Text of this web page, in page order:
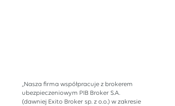
„Nasza firma współpracuje z brokerem
ubezpieczeniowym PIB Broker S.A.
(dawniej Exito Broker sp. z o.o.) w zakresie